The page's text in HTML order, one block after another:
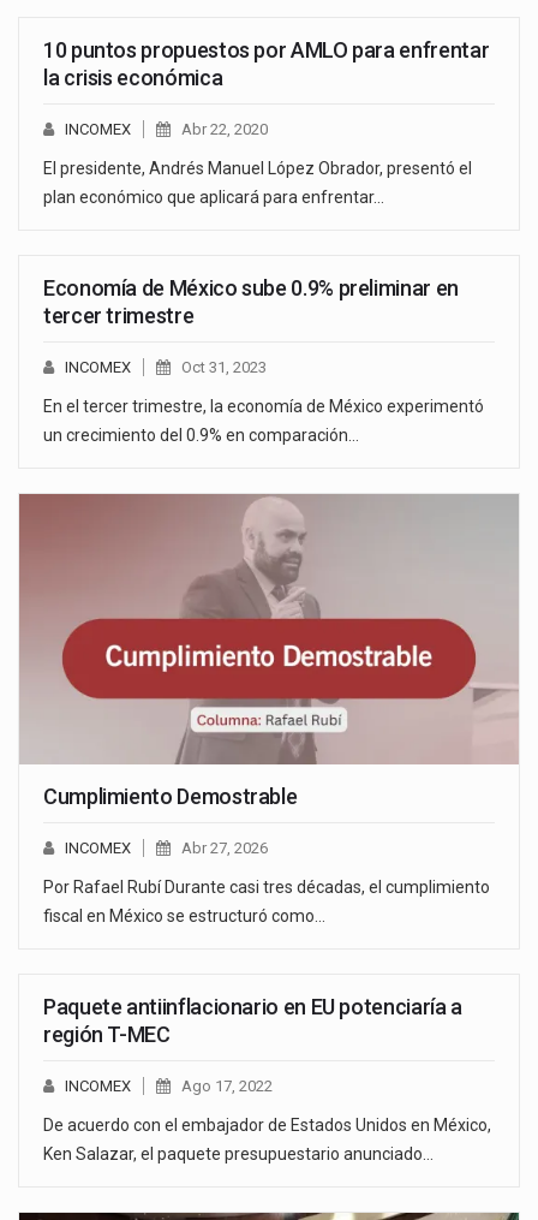
10 puntos propuestos por AMLO para enfrentar
la crisis económica
INCOMEX Abr 22, 2020
El presidente, Andrés Manuel López Obrador, presentó el
plan económico que aplicará para enfrentar…
Economía de México sube 0.9% preliminar en
tercer trimestre
INCOMEX Oct 31, 2023
En el tercer trimestre, la economía de México experimentó
un crecimiento del 0.9% en comparación…
Cumplimiento Demostrable
INCOMEX Abr 27, 2026
Por Rafael Rubí Durante casi tres décadas, el cumplimiento
fiscal en México se estructuró como…
Paquete antiinflacionario en EU potenciaría a
región T-MEC
INCOMEX Ago 17, 2022
De acuerdo con el embajador de Estados Unidos en México,
Ken Salazar, el paquete presupuestario anunciado…